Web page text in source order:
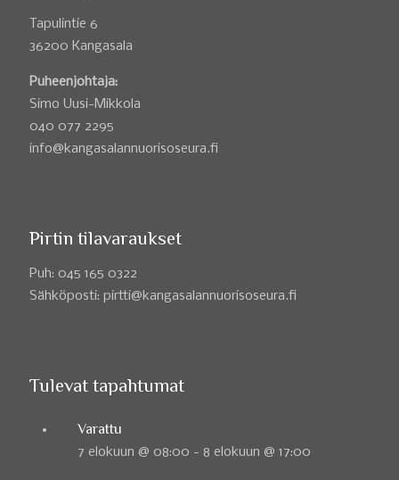
Tapulintie 6
36200 Kangasala
Puheenjohtaja:
Simo Uusi-Mikkola
040 077 2295
info@kangasalannuorisoseura.fi
Pirtin tilavaraukset
Puh: 045 165 0322
Sähköposti: pirtti@kangasalannuorisoseura.fi
Tulevat tapahtumat
Varattu
7 elokuun @ 08:00 - 8 elokuun @ 17:00